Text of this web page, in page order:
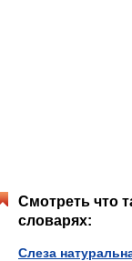
Смотреть что
словарях:
Слеза